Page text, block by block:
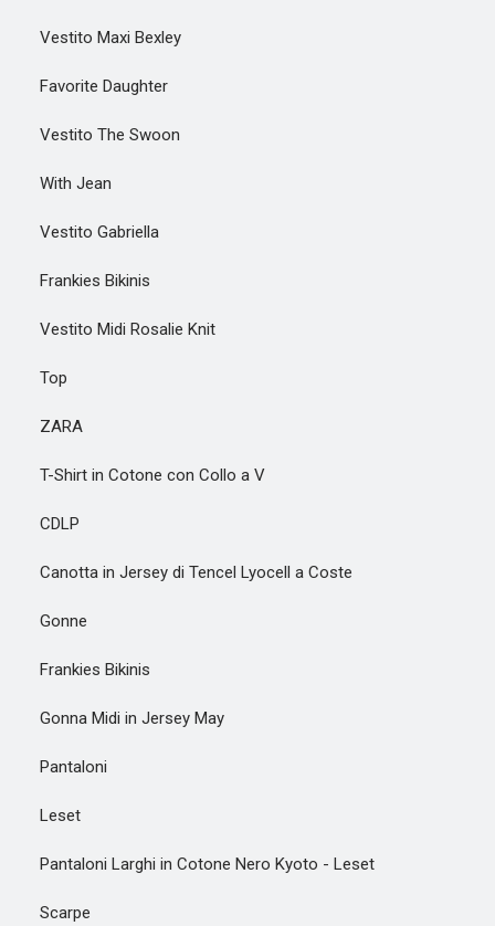
Vestito Maxi Bexley
Favorite Daughter
Vestito The Swoon
With Jean
Vestito Gabriella
Frankies Bikinis
Vestito Midi Rosalie Knit
Top
ZARA
T-Shirt in Cotone con Collo a V
CDLP
Canotta in Jersey di Tencel Lyocell a Coste
Gonne
Frankies Bikinis
Gonna Midi in Jersey May
Pantaloni
Leset
Pantaloni Larghi in Cotone Nero Kyoto - Leset
Scarpe